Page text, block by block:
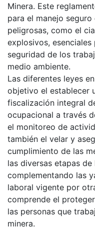
Minera. Este
para el manejo seguro
peligrosas, como el
explosivos,
seguridad de los
medio ambiente.
Las diferentes leyes
objetivo el establecer
fiscalización integral
ocupacional a través
el monitoreo de
también el velar y
cumplimiento de las
las diversas etapas de
complementando las
laboral vigente por
comprende el
las personas que
minera.